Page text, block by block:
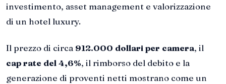
investimento, asset management e valorizzazione
di un hotel luxury.
Il prezzo di circa 912.000 dollari per camera, il
cap rate del 4,6%, il rimborso del debito e la
generazione di proventi netti mostrano come un